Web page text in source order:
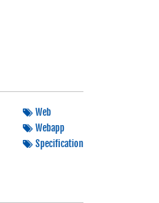
Web
Webapp
Specification